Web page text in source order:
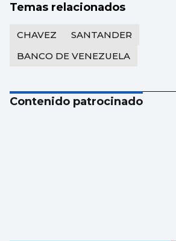
Temas relacionados
CHAVEZ
SANTANDER
BANCO DE VENEZUELA
Contenido patrocinado